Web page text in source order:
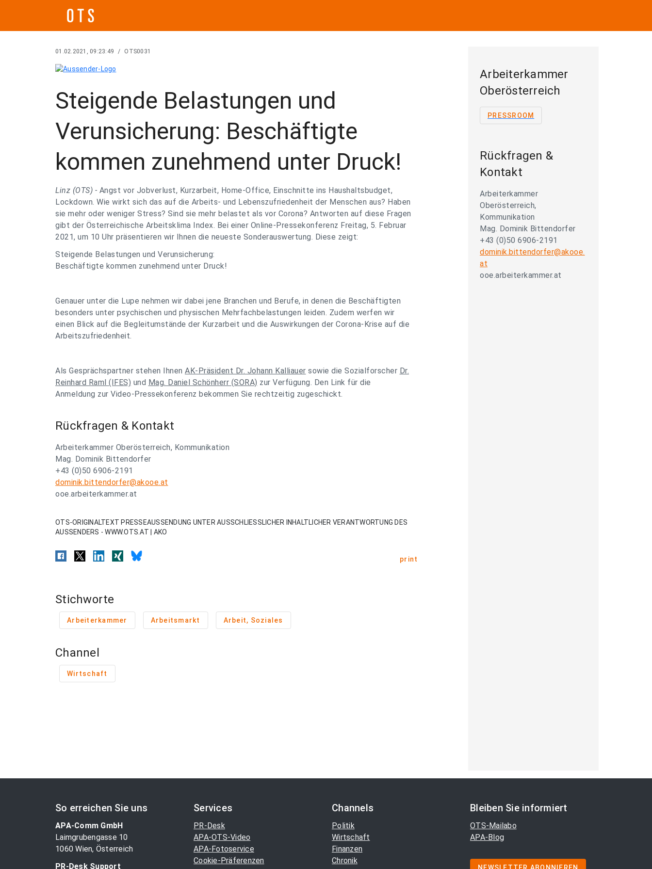
01.02.2021, 09:23:49 / OTS0031
Steigende Belastungen und
Verunsicherung: Beschäftigte
kommen zunehmend unter Druck!
Linz (OTS) - Angst vor Jobverlust, Kurzarbeit, Home-Office, Einschnitte ins Haushaltsbudget,
Lockdown. Wie wirkt sich das auf die Arbeits- und Lebenszufriedenheit der Menschen aus? Haben
sie mehr oder weniger Stress? Sind sie mehr belastet als vor Corona? Antworten auf diese Fragen
gibt der Österreichische Arbeitsklima Index. Bei einer Online-Pressekonferenz Freitag, 5. Februar
2021, um 10 Uhr präsentieren wir Ihnen die neueste Sonderauswertung. Diese zeigt:
Steigende Belastungen und Verunsicherung:
Beschäftigte kommen zunehmend unter Druck!
Genauer unter die Lupe nehmen wir dabei jene Branchen und Berufe, in denen die Beschäftigten
besonders unter psychischen und physischen Mehrfachbelastungen leiden. Zudem werfen wir
einen Blick auf die Begleitumstände der Kurzarbeit und die Auswirkungen der Corona-Krise auf die
Arbeitszufriedenheit.
Als Gesprächspartner stehen Ihnen AK-Präsident Dr. Johann Kalliauer sowie die Sozialforscher Dr.
Reinhard Raml (IFES) und Mag. Daniel Schönherr (SORA) zur Verfügung. Den Link für die
Anmeldung zur Video-Pressekonferenz bekommen Sie rechtzeitig zugeschickt.
Rückfragen & Kontakt
Arbeiterkammer Oberösterreich, Kommunikation
Mag. Dominik Bittendorfer
+43 (0)50 6906-2191
dominik.bittendorfer@akooe.at
ooe.arbeiterkammer.at
OTS-ORIGINALTEXT PRESSEAUSSENDUNG UNTER AUSSCHLIESSLICHER INHALTLICHER VERANTWORTUNG DES
AUSSENDERS - WWW.OTS.AT | AKO
print
Stichworte
Arbeiterkammer Arbeitsmarkt Arbeit, Soziales
Channel
Wirtschaft
Arbeiterkammer
Oberösterreich
PRESSROOM
Rückfragen &
Kontakt
Arbeiterkammer
Oberösterreich,
Kommunikation
Mag. Dominik Bittendorfer
+43 (0)50 6906-2191
dominik.bittendorfer@akooe.
at
ooe.arbeiterkammer.at
So erreichen Sie uns
APA-Comm GmbH
Laimgrubengasse 10
1060 Wien, Österreich
PR-Desk Support
Services
PR-Desk
APA-OTS-Video
APA-Fotoservice
Cookie-Präferenzen
Channels
Politik
Wirtschaft
Finanzen
Chronik
Bleiben Sie informiert
OTS-Mailabo
APA-Blog
NEWSLETTER ABONNIEREN